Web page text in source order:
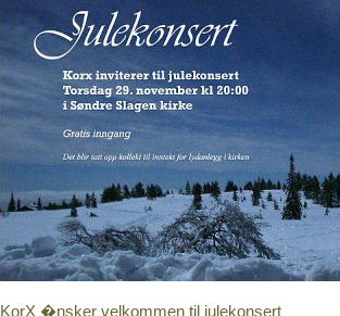
KorX �nsker velkommen til julekonsert